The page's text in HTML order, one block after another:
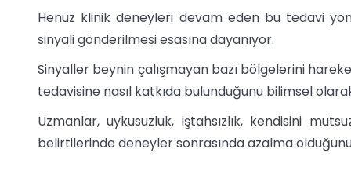
Henüz klinik deneyleri devam eden bu tedavi
sinyali gönderilmesi esasına dayanıyor.
Sinyaller beynin çalışmayan bazı bölgelerini
tedavisine nasıl katkıda bulunduğunu bilimsel
Uzmanlar, uykusuzluk, iştahsızlık, kendisini
belirtilerinde deneyler sonrasında azalma